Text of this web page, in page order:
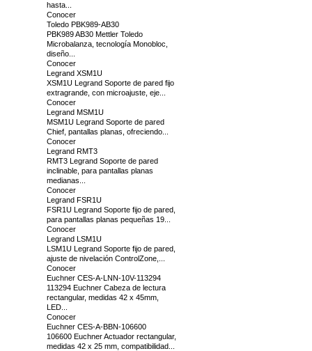
hasta...
Conocer
Toledo PBK989-AB30
PBK989 AB30 Mettler Toledo
Microbalanza, tecnología Monobloc,
diseño...
Conocer
Legrand XSM1U
XSM1U Legrand Soporte de pared fijo
extragrande, con microajuste, eje...
Conocer
Legrand MSM1U
MSM1U Legrand Soporte de pared
Chief, pantallas planas, ofreciendo...
Conocer
Legrand RMT3
RMT3 Legrand Soporte de pared
inclinable, para pantallas planas
medianas...
Conocer
Legrand FSR1U
FSR1U Legrand Soporte fijo de pared,
para pantallas planas pequeñas 19...
Conocer
Legrand LSM1U
LSM1U Legrand Soporte fijo de pared,
ajuste de nivelación ControlZone,...
Conocer
Euchner CES-A-LNN-10V-113294
113294 Euchner Cabeza de lectura
rectangular, medidas 42 x 45mm,
LED...
Conocer
Euchner CES-A-BBN-106600
106600 Euchner Actuador rectangular,
medidas 42 x 25 mm, compatibilidad...